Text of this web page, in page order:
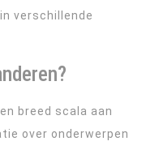
verschillende
breed scala aan
over onderwerpen